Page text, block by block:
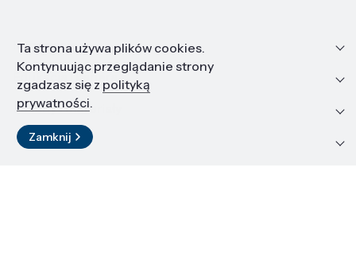
Informacje
Edukacja i kariera
Zasoby i materiały
Kontakt
Ta strona używa plików cookies.
Kontynuując przeglądanie strony
zgadzasz się z polityką
prywatności.
Zamknij